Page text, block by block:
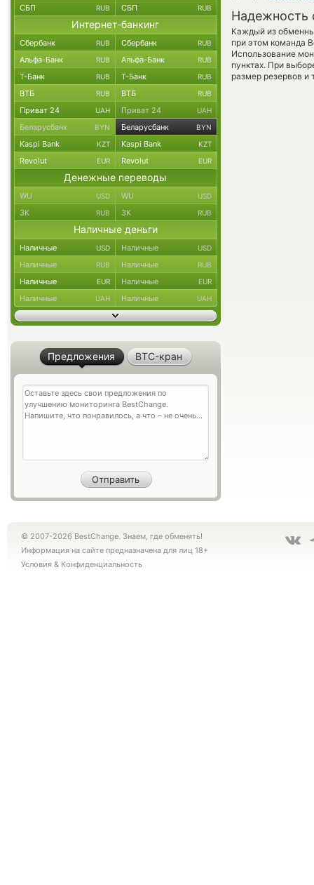
Надежность
Каждый из
при этом команда
Использование
пунктах. При
размер резервов и
СБП RUB СБП RUB
Интернет-банкинг
Сбербанк RUB Сбербанк RUB
Альфа-Банк RUB Альфа-Банк RUB
Т-Банк RUB Т-Банк RUB
ВТБ RUB ВТБ RUB
Приват 24 UAH Приват 24 UAH
Беларусбанк BYN Беларусбанк BYN
Kaspi Bank KZT Kaspi Bank KZT
Revolut EUR Revolut EUR
Денежные переводы
WU USD WU USD
ЗК RUB ЗК RUB
Наличные деньги
Наличные USD Наличные USD
Наличные RUB Наличные RUB
Наличные EUR Наличные EUR
Наличные UAH Наличные UAH
Предложения BTC-кран
© 2007-2026 BestChange. Знаем, где обменять!
Информация на сайте предназначена для лиц 18+
Условия & Конфиденциальность